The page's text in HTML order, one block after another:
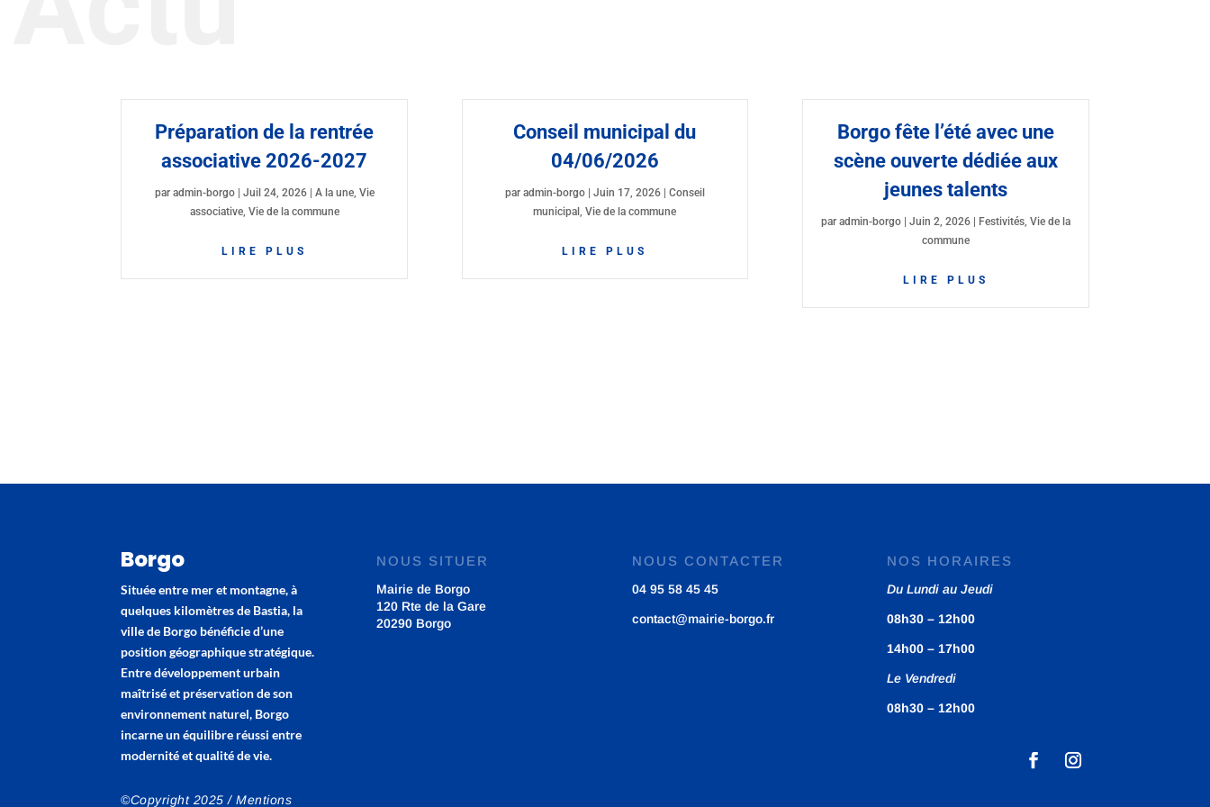
Préparation de la rentrée
associative 2026-2027
par admin-borgo| Juil 24, 2026| A la une, Vie
associative, Vie de la commune
LIRE PLUS
Conseil municipal du
04/06/2026
par admin-borgo| Juin 17, 2026| Conseil
municipal ,Vie de la commune
LIRE PLUS
Borgo fête l’été avec une
scène ouverte dédiée aux
jeunes talents
par admin-borgo| Juin 2, 2026| Festivités, Vie de la
commune
LIRE PLUS
Borgo
Située entre mer et montagne, à
quelques kilomètres de Bastia, la
ville de Borgo bénéficie d’une
position géographique stratégique.
Entre développement urbain
maîtrisé et préservation de son
environnement naturel, Borgo
incarne un équilibre réussi entre
modernité et qualité de vie.
©Copyright 2025 /Mentions
NOUS SITUER
Mairie de Borgo
120 Rte de la Gare
20290 Borgo
NOUS CONTACTER
04 95 58 45 45
contact@mairie-borgo.fr
NOS HORAIRES
Du Lundi au Jeudi
08h30 – 12h00
14h00 – 17h00
Le Vendredi
08h30 – 12h00